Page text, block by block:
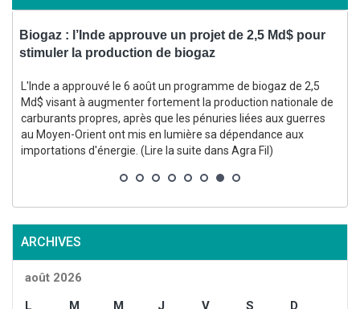
Biogaz : l’Inde approuve un projet de 2,5 Md$ pour
stimuler la production de biogaz
L'Inde a approuvé le 6 août un programme de biogaz de 2,5
Md$ visant à augmenter fortement la production nationale de
carburants propres, après que les pénuries liées aux guerres
au Moyen-Orient ont mis en lumière sa dépendance aux
importations d'énergie. (Lire la suite dans Agra Fil)
ARCHIVES
août 2026
L
M M J V S
D